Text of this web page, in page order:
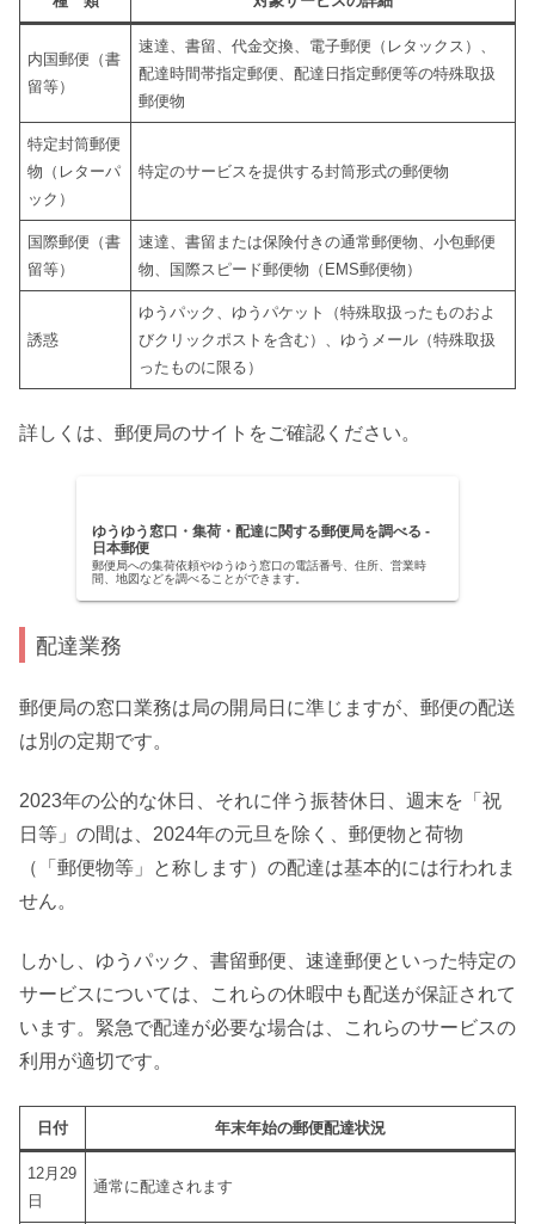
内国郵便（書
留等）
速達、書留、代金交換、電子郵便（レタックス）、
配達時間帯指定郵便、配達日指定郵便等の特殊取扱
郵便物
特定封筒郵便
物（レターパ
ック）
特定のサービスを提供する封筒形式の郵便物
国際郵便（書
留等）
速達、書留または保険付きの通常郵便物、小包郵便
物、国際スピード郵便物（EMS郵便物）
誘惑
ゆうパック、ゆうパケット（特殊取扱ったものおよ
びクリックポストを含む）、ゆうメール（特殊取扱
ったものに限る）
詳しくは、郵便局のサイトをご確認ください。
ゆうゆう窓口・集荷・配達に関する郵便局を調べる -
日本郵便
郵便局への集荷依頼やゆうゆう窓口の電話番号、住所、営業時
間、地図などを調べることができます。
配達業務
郵便局の窓口業務は局の開局日に準じますが、郵便の配送
は別の定期です。
2023年の公的な休日、それに伴う振替休日、週末を「祝
日等」の間は、2024年の元旦を除く、郵便物と荷物
（「郵便物等」と称します）の配達は基本的には行われま
せん。
しかし、ゆうパック、書留郵便、速達郵便といった特定の
サービスについては、これらの休暇中も配送が保証されて
います。緊急で配達が必要な場合は、これらのサービスの
利用が適切です。
日付 年末年始の郵便配達状況
12月29
日
通常に配達されます